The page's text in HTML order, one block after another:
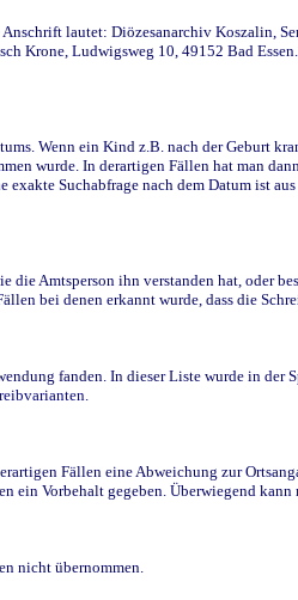
lautet: Diözesanarchiv Koszalin,
Krone, Ludwigsweg 10, 49152 Bad
Wenn ein Kind z.B. nach der Geburt
wurde. In derartigen Fällen hat man
Suchabfrage nach dem Datum ist
Amtsperson ihn verstanden hat, oder
bei denen erkannt wurde, dass die
fanden. In dieser Liste wurde in der
Fällen eine Abweichung zur
Vorbehalt gegeben. Überwiegend
nicht übernommen.